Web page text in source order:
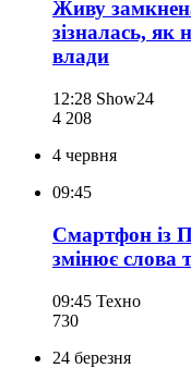
Живу
зізналась, як
влади
12:28 Show24
4 208
4 червня
09:45
Смартфон із
змінює слова
09:45 Техно
730
24 березня